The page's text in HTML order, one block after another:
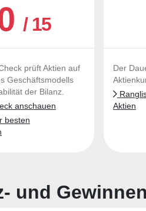
/ 15
prüft Aktien auf
Geschäftsmodells
der Bilanz.
anschauen
besten
Der
Aktien
und